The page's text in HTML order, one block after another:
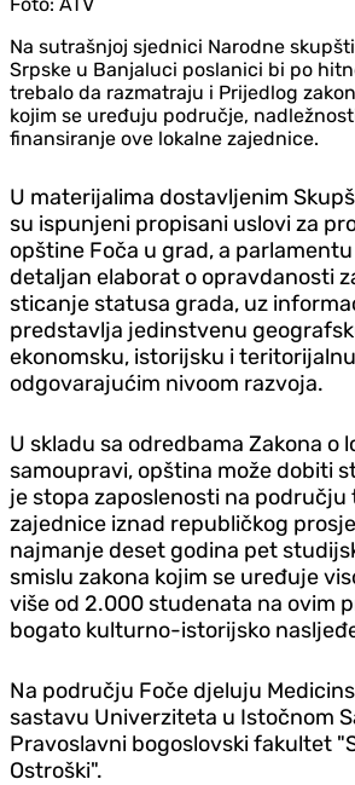
Na sutrašnjoj sjednici Narodne
Srpske u Banjaluci poslanici bi po
trebalo da razmatraju i Prijedlog
kojim se uređuju područje,
finansiranje ove lokalne zajednice.
U materijalima dostavljenim
su ispunjeni propisani uslovi za
opštine Foča u grad, a
detaljan elaborat o opravdanosti
sticanje statusa grada, uz
predstavlja jedinstvenu
ekonomsku, istorijsku i
odgovarajućim nivoom razvoja.
U skladu sa odredbama Zakona o
samoupravi, opština može dobiti
je stopa zaposlenosti na području
zajednice iznad republičkog
najmanje deset godina pet
smislu zakona kojim se uređuje
više od 2.000 studenata na ovim
bogato kulturno-istorijsko
Na području Foče djeluju
sastavu Univerziteta u Istočnom
Pravoslavni bogoslovski fakultet
Ostroški".